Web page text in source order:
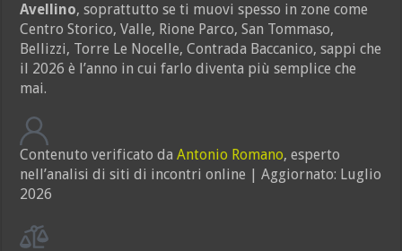
Avellino, soprattutto se ti muovi spesso in zone come
Centro Storico, Valle, Rione Parco, San Tommaso,
Bellizzi, Torre Le Nocelle, Contrada Baccanico, sappi che
il 2026 è l’anno in cui farlo diventa più semplice che
mai.
Contenuto verificato daAntonio Romano, esperto
nell’analisi di siti di incontri online | Aggiornato: Luglio
2026